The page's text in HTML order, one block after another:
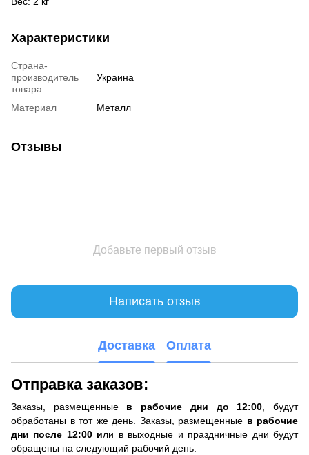
Характеристики
Страна-
производитель
товара
Украина
Материал Металл
Отзывы
Добавьте первый отзыв
Написать отзыв
Доставка Оплата
Отправка заказов:
Заказы, размещенные в рабочие дни до 12:00 , будут
обработаны в тот же день. Заказы, размещенные в рабочие
дни после 12:00 или в выходные и праздничные дни будут
обращены на следующий рабочий день.